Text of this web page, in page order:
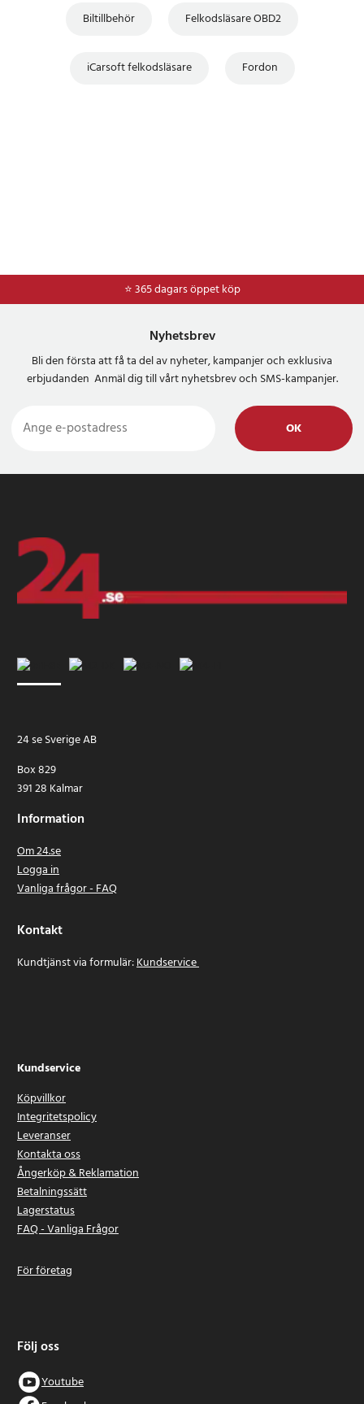
Biltillbehör Felkodsläsare OBD2
iCarsoft felkodsläsare Fordon
⭐ 365 dagars öppet köp
⭐Frakt 49kr *
Nyhetsbrev
Bli den första att få ta del av nyheter, kampanjer och exklusiva
erbjudanden Anmäl dig till vårt nyhetsbrev och SMS-kampanjer.
OK
24 se Sverige AB
Box 829
391 28 Kalmar
Information
Om 24.se
Logga in
Vanliga frågor - FAQ
Kontakt
Kundtjänst via formulär:Kundservice
Kundservice
Köpvillkor
Integritetspolicy
Leveranser
Kontakta oss
Ångerköp & Reklamation
Betalningssätt
Lagerstatus
FAQ - Vanliga Frågor
För företag
Följ oss
Youtube